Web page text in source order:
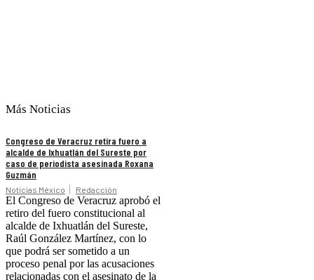
Más Noticias
Congreso de Veracruz retira fuero a
alcalde de Ixhuatlán del Sureste por
caso de periodista asesinada Roxana
Guzmán
Noticias México Redacción
El Congreso de Veracruz aprobó el
retiro del fuero constitucional al
alcalde de Ixhuatlán del Sureste,
Raúl González Martínez, con lo
que podrá ser sometido a un
proceso penal por las acusaciones
relacionadas con el asesinato de la